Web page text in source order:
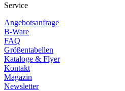
Service
Angebotsanfrage
B-Ware
FAQ
Größentabellen
Kataloge & Flyer
Kontakt
Magazin
Newsletter